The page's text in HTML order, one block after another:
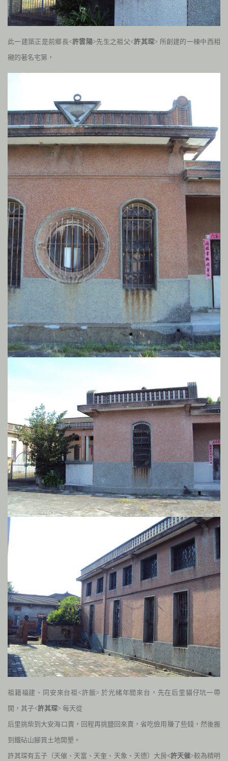
此一建築正是前鄉長<許雲陽>先生之祖父<許其琛> 所創建的一棟中西相
襯的著名宅第，
祖籍福建、同安來台祖<許飯> 於光緒年間來台，先在后里貓仔坑一帶
開，其子<許其琛> 每天從
后里挑柴到大安海口賣，回程再挑鹽回來賣，省吃儉用賺了些錢，然後搬
到鐵砧山腳買土地開墾。
許其琛有五子（天催、天富、天奎、天象、天德）大房<許天催>較為精明